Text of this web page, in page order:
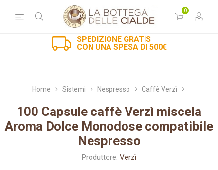
0
SPEDIZIONE GRATIS
CON UNA SPESA DI 500€
Home Sistemi Nespresso Caffè Verzì
100 Capsule caffè Verzì miscela
Aroma Dolce Monodose compatibile
Nespresso
Produttore: Verzì